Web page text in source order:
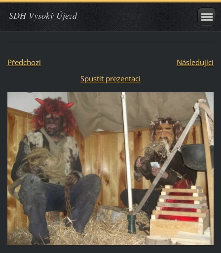
SDH Vysoký Újezd
Předchozí
Následující
Spustit prezentaci